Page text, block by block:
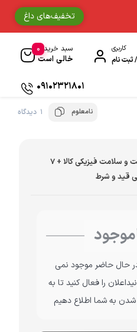
تخفیف‌های داغ
کاربری
ثبت نام
سبد خرید
خالی است
0
09102321801
نامعلوم 1 دیدگاه
گارانتی اصالت و سلامت فیزیکی کالا + 7
قید و شرط
حال حاضر موجود نمی
را فعال کنید تا به
به شما اطلاع دهیم